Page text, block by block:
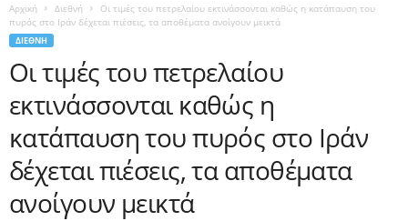
Αρχική Διεθνή
Οι τιμές του πετρελαίου εκτινάσσονται καθώς η κατάπαυση του
πυρός στο Ιράν δέχεται πιέσεις, τα αποθέματα ανοίγουν μεικτά
ΔΙΕΘΝΉ
Οι τιμές του πετρελαίου
εκτινάσσονται καθώς η
κατάπαυση του πυρός στο Ιράν
δέχεται πιέσεις, τα αποθέματα
ανοίγουν μεικτά